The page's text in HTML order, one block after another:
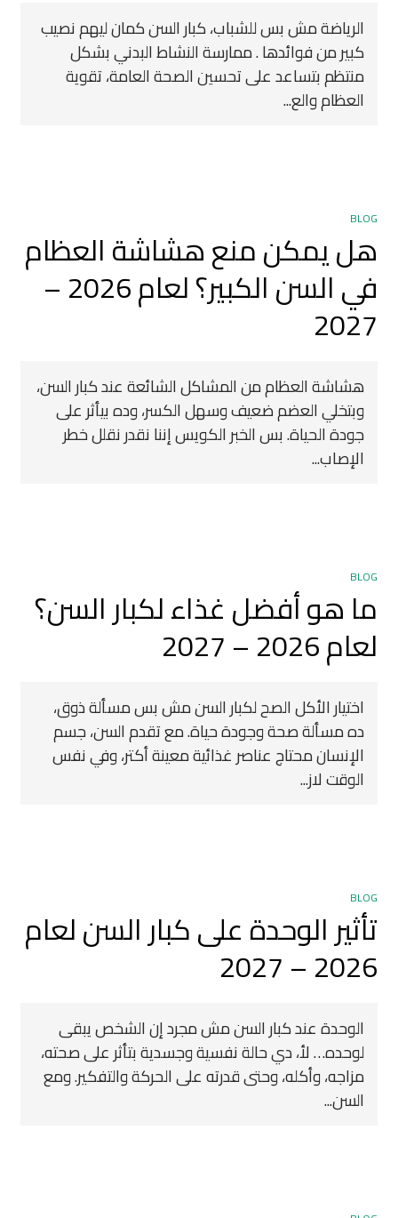
الرياضة مش بس للشباب، كبار السن كمان ليهم نصيب
كبير من فوائدها . ممارسة النشاط البدني بشكل
منتظم بتساعد على تحسين الصحة العامة، تقوية
العظام والع...
BLOG
هل يمكن منع هشاشة العظام
في السن الكبير؟ لعام 2026 –
2027
هشاشة العظام من المشاكل الشائعة عند كبار السن،
وبتخلي العضم ضعيف وسهل الكسر، وده بيأثر على
جودة الحياة. بس الخبر الكويس إننا نقدر نقلل خطر
الإصاب...
BLOG
ما هو أفضل غذاء لكبار السن؟
لعام 2026 – 2027
اختيار الأكل الصح لكبار السن مش بس مسألة ذوق،
ده مسألة صحة وجودة حياة. مع تقدم السن، جسم
الإنسان محتاج عناصر غذائية معينة أكتر، وفي نفس
الوقت لاز...
BLOG
تأثير الوحدة على كبار السن لعام
2026 – 2027
الوحدة عند كبار السن مش مجرد إن الشخص يبقى
لوحده… لأ، دي حالة نفسية وجسدية بتأثر على صحته،
مزاجه، وأكله، وحتى قدرته على الحركة والتفكير. ومع
السن...